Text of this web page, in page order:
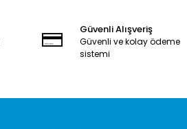
Güvenli Alışveriş
Güvenli ve kolay ödeme
sistemi